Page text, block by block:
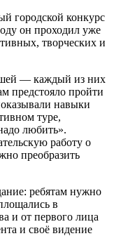
городской конкурс
он проходил уже
творческих и
— каждый из них
предстояло пройти
навыки
туре,
любить».
работу о
преобразить
ребятам нужно
в
и от первого лица
и своё видение